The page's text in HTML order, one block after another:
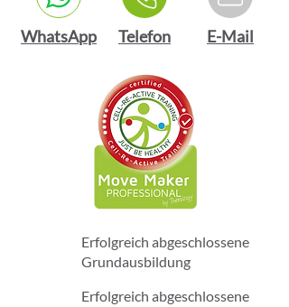
WhatsApp Telefon E-Mail
Erfolgreich abgeschlossene
Grundausbildung
Erfolgreich abgeschlossene